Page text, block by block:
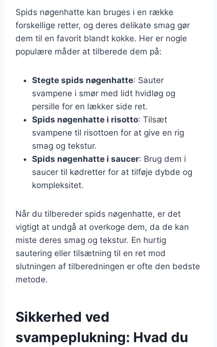
Spids nøgenhatte kan bruges i en række
forskellige retter, og deres delikate smag gør
dem til en favorit blandt kokke. Her er nogle
populære måder at tilberede dem på:
Stegte spids nøgenhatte: Sauter
svampene i smør med lidt hvidløg og
persille for en lækker side ret.
Spids nøgenhatte i risotto: Tilsæt
svampene til risottoen for at give en rig
smag og tekstur.
Spids nøgenhatte i saucer: Brug dem i
saucer til kødretter for at tilføje dybde og
kompleksitet.
Når du tilbereder spids nøgenhatte, er det
vigtigt at undgå at overkoge dem, da de kan
miste deres smag og tekstur. En hurtig
sautering eller tilsætning til en ret mod
slutningen af tilberedningen er ofte den bedste
metode.
Sikkerhed ved
svampeplukning: Hvad du